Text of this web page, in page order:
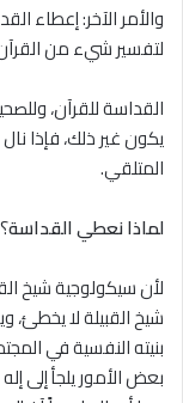
والأمر الآخر: إعطاء
لتفسير شيء من
القداسة للقرآن،
يكون غير ذلك، فإذا
المتلقي.
لماذا نعطي القداسة؟
لأن سيكولوجية شيخ
شيخ القبيلة ﻻ يخطئ،
بنيته النفسية في
بعض الأمور يلجأ إلى